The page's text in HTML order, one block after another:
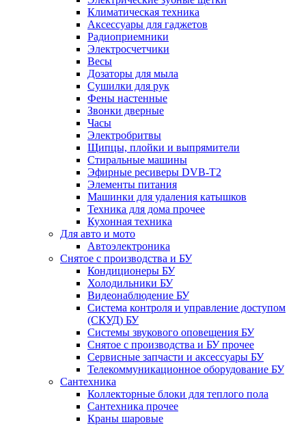
Климатическая техника
Аксессуары для гаджетов
Радиоприемники
Электросчетчики
Весы
Дозаторы для мыла
Сушилки для рук
Фены настенные
Звонки дверные
Часы
Электробритвы
Щипцы, плойки и выпрямители
Стиральные машины
Эфирные ресиверы DVB-T2
Элементы питания
Машинки для удаления катышков
Техника для дома прочее
Кухонная техника
Для авто и мото
Автоэлектроника
Снятое с производства и БУ
Кондиционеры БУ
Холодильники БУ
Видеонаблюдение БУ
Система контроля и управление доступом
(СКУД) БУ
Системы звукового оповещения БУ
Снятое с производства и БУ прочее
Сервисные запчасти и аксессуары БУ
Телекоммуникационное оборудование БУ
Сантехника
Коллекторные блоки для теплого пола
Сантехника прочее
Краны шаровые